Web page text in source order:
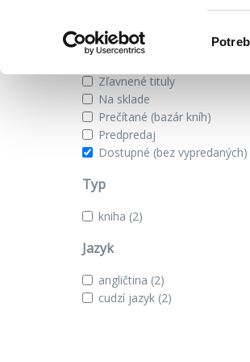
Zobraziť iba
Zľavnené tituly
Na sklade
Prečítané (bazár kníh)
Predpredaj
Dostupné (bez vypredaných)
Typ
kniha (2)
Jazyk
angličtina (2)
cudzí jazyk (2)